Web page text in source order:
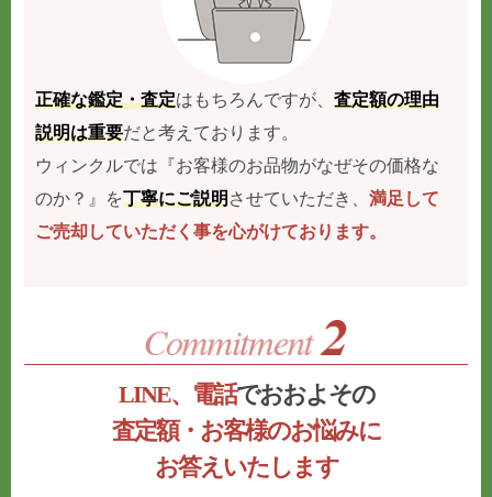
正確な鑑定・査定はもちろんですが、査定額の理由
説明は重要だと考えております。
ウィンクルでは『お客様のお品物がなぜその価格な
のか？』を丁寧にご説明させていただき、満足して
ご売却していただく事を心がけております。
LINE、電話でおおよその
査定額・お客様のお悩みに
お答えいたします